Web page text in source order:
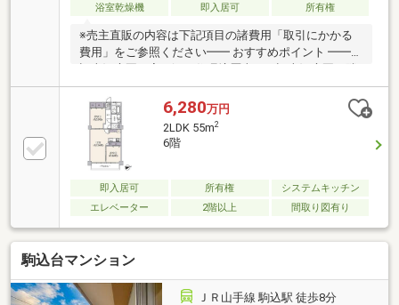
浴室乾燥機
即入居可 所有権
※売主直販の内容は下記項目の諸費用「取引にかかる
費用」をご参照ください━━ おすすめポイント ━━■
旧古河庭園に寄り添う住環境歴史ある旧古河庭園に隣
接した、緑豊かで穏やかなロケーション駒込駅徒歩7
分の利便性と、落ち着いた住環境■開放感と安心を備
えた最上階住戸陽当り・通風・眺望に恵まれた最上階
オートロック・住み込み管理が安心をプラスします■
デザイン性が際立つLDKペニンシュラキッチンを中心
に、家族が自然と集う開放的な空間室内窓や間接照明
が、住まいに洗練された表情を演出します◎ご内覧受
付中。お気軽にお問い合わせください！◎
6,280万円
2LDK 55m2
6階
即入居可 所有権
システムキッチン
エレベーター
2階以上 間取り図有り
駒込台マンション
ＪＲ山手線 駒込駅 徒歩8分